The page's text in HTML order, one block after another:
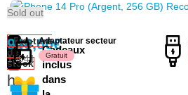
Sold out
i
P
h
Excellent
Etat
UGS :
15841
940,00€
Rupture
de
stock
Cadeaux
inclus
dans
Adaptateur secteur
Gratuit